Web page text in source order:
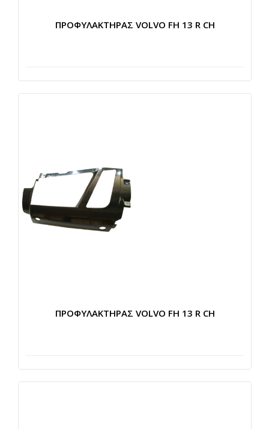
ΠΡΟΦΥΛΑΚΤΗΡΑΣ VOLVO FH 13 R CH
ΠΡΟΦΥΛΑΚΤΗΡΑΣ VOLVO FH 13 R CH